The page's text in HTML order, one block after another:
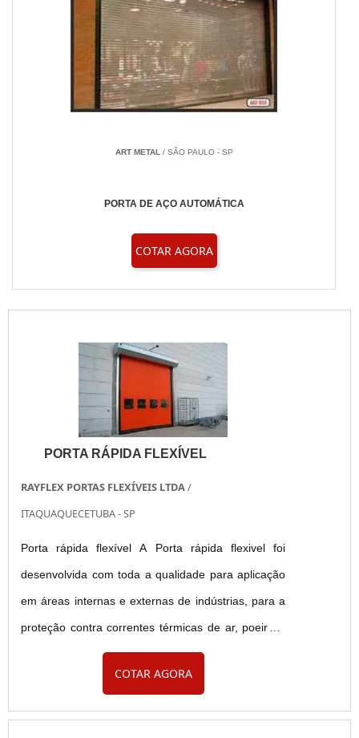
ART METAL / SÃO PAULO - SP
PORTA DE AÇO AUTOMÁTICA
COTAR AGORA
PORTA RÁPIDA FLEXÍVEL
RAYFLEX PORTAS FLEXÍVEIS LTDA/
ITAQUAQUECETUBA - SP
Porta rápida flexível A Porta rápida flexivel foi
desenvolvida com toda a qualidade para aplicação
em áreas internas e externas de indústrias, para a
proteção contra correntes térmicas de ar, poeira e
contaminação, permitindo a vedação completa do
ambiente e garantindo excelente resultado para o
COTAR AGORA